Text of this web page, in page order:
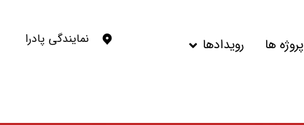
پروژه ها
رویدادها
نمایندگی پادرا